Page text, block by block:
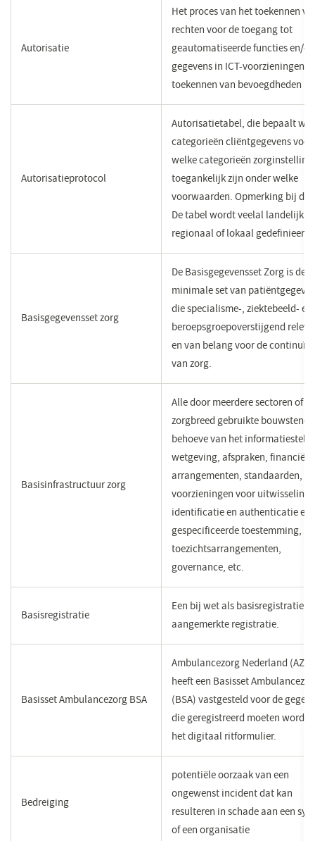
Autorisatie
Het proces van het toekennen
rechten voor de toegang tot
geautomatiseerde functies en/of
gegevens in ICT-voorzieningen.
toekennen van bevoegdheden
​Autorisatieprotocol
​​Autorisatietabel, die bepaalt
categorieën cliëntgegevens voor
welke categorieën
toegankelijk zijn onder welke
voorwaarden. Opmerking bij de
De tabel wordt veelal landelijk,
regionaal of lokaal gedefinieerd.
Basisgegevensset zorg
De Basisgegevensset Zorg is de
minimale set van
die specialisme-, ziektebeeld- en
beroepsgroepoverstijgend
en van belang voor de
van zorg.
Basisinfrastructuur zorg
Alle door meerdere sectoren of
zorgbreed gebruikte
behoeve van het
wetgeving, afspraken, financiële
arrangementen, standaarden,
voorzieningen voor
identificatie en authenticatie en
gespecificeerde toestemming,
toezichtsarrangementen,
governance, etc.
Basisregistratie
Een bij wet als basisregistratie
aangemerkte registratie.
Basisset Ambulancezorg BSA
Ambulancezorg Nederland (AZN)
heeft een Basisset
(BSA) vastgesteld voor de
die geregistreerd moeten
het digitaal ritformulier.
​Bedreiging
​potentiële oorzaak van een
ongewenst incident dat kan
resulteren in schade aan een
of een organisatie